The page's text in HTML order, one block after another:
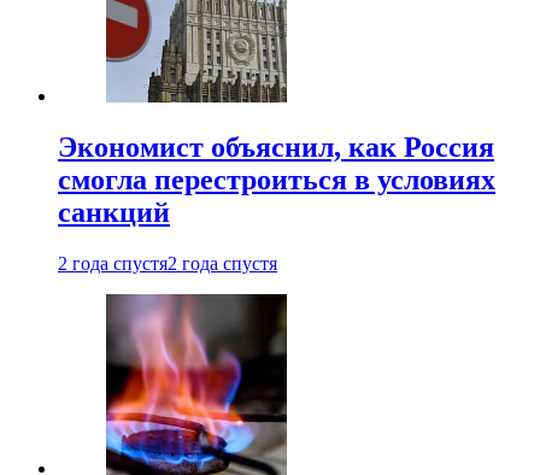
Экономист объяснил, как Россия
смогла перестроиться в условиях
санкций
2 года спустя2 года спустя